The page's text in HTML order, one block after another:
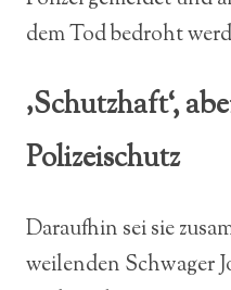
dem Tod bedroht
‚Schutzhaft‘,
Polizeischutz
Daraufhin sei sie
weilenden Schwager